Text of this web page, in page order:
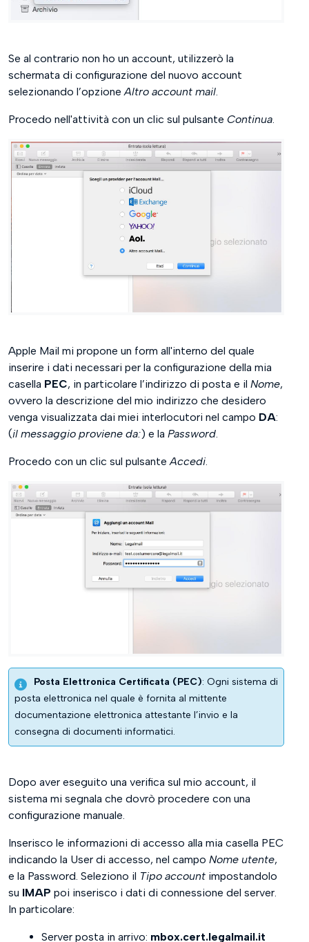
Se al contrario non ho un account, utilizzerò la
schermata di configurazione del nuovo account
selezionando l’opzioneAltro account mail.
Procedo nell'attività con un clic sul pulsante Continua.
Apple Mail mi propone un form all'interno del quale
inserire i dati necessari per la configurazione della mia
casella PEC, in particolare l’indirizzo di posta e il Nome,
ovvero la descrizione del mio indirizzo che desidero
venga visualizzata dai miei interlocutori nel campo DA:
(il messaggio proviene da:) e la Password.
Procedo con un clic sul pulsanteAccedi.
Posta Elettronica Certificata (PEC): Ogni sistema di
posta elettronica nel quale è fornita al mittente
documentazione elettronica attestante l’invio e la
consegna di documenti informatici.
Dopo aver eseguito una verifica sul mio account, il
sistema mi segnala che dovrò procedere con una
configurazione manuale.
Inserisco le informazioni di accesso alla mia casella PEC
indicando la User di accesso, nel campo Nome utente,
e la Password. Seleziono il Tipo account impostandolo
su IMAP poi inserisco i dati di connessione del server.
In particolare:
Server posta in arrivo: mbox.cert.legalmail.it